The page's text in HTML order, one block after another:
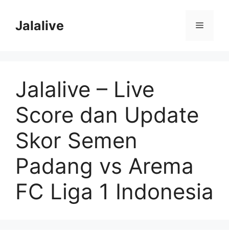
contentJalalive Menu
Jalalive – Live
Score dan Update
Skor Semen
Padang vs Arema
FC Liga 1 Indonesia